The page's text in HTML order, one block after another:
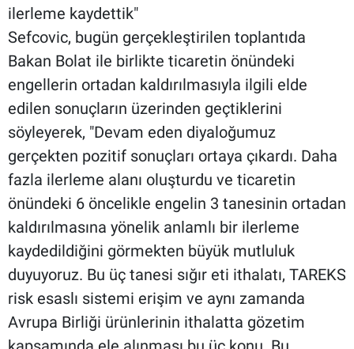
ilerleme kaydettik"
Sefcovic, bugün gerçekleştirilen toplantıda
Bakan Bolat ile birlikte ticaretin önündeki
engellerin ortadan kaldırılmasıyla ilgili elde
edilen sonuçların üzerinden geçtiklerini
söyleyerek, "Devam eden diyaloğumuz
gerçekten pozitif sonuçları ortaya çıkardı. Daha
fazla ilerleme alanı oluşturdu ve ticaretin
önündeki 6 öncelikle engelin 3 tanesinin ortadan
kaldırılmasına yönelik anlamlı bir ilerleme
kaydedildiğini görmekten büyük mutluluk
duyuyoruz. Bu üç tanesi sığır eti ithalatı, TAREKS
risk esaslı sistemi erişim ve aynı zamanda
Avrupa Birliği ürünlerinin ithalatta gözetim